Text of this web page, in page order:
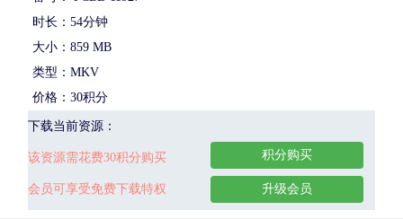
时长：54分钟
大小：859 MB
类型：MKV
价格：30积分
下载当前资源：
该资源需花费30积分购买
会员可享受免费下载特权
积分购买
升级会员